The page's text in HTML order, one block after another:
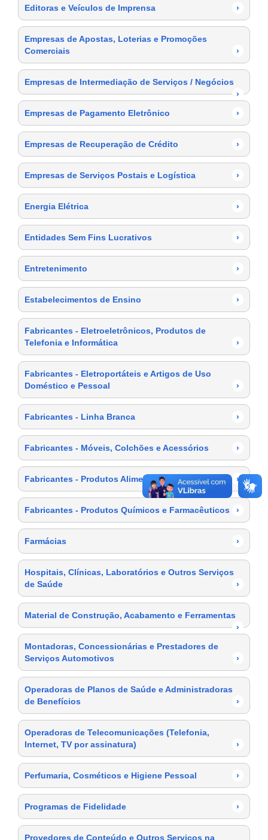
Editoras e Veículos de Imprensa ›
Empresas de Apostas, Loterias e Promoções
Comerciais
›
Empresas de Intermediação de Serviços / Negócios
›
Empresas de Pagamento Eletrônico
›
Empresas de Recuperação de Crédito ›
Empresas de Serviços Postais e Logística ›
Energia Elétrica ›
Entidades Sem Fins Lucrativos ›
Entretenimento ›
Estabelecimentos de Ensino ›
Fabricantes - Eletroeletrônicos, Produtos de
Telefonia e Informática
›
Fabricantes - Eletroportáteis e Artigos de Uso
Doméstico e Pessoal
›
Fabricantes - Linha Branca ›
Fabricantes - Móveis, Colchões e Acessórios ›
Fabricantes - Produtos Alimentícios ›
Fabricantes - Produtos Químicos e Farmacêuticos ›
Farmácias ›
Hospitais, Clínicas, Laboratórios e Outros Serviços
de Saúde
›
Material de Construção, Acabamento e Ferramentas
›
Montadoras, Concessionárias e Prestadores de
Serviços Automotivos
›
Operadoras de Planos de Saúde e Administradoras
de Benefícios
›
Operadoras de Telecomunicações (Telefonia,
Internet, TV por assinatura)
›
Perfumaria, Cosméticos e Higiene Pessoal ›
Programas de Fidelidade ›
Provedores de Conteúdo e Outros Serviços na